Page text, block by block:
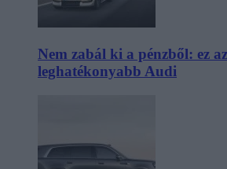
Nem zabál ki a pénzből: ez
leghatékonyabb Audi